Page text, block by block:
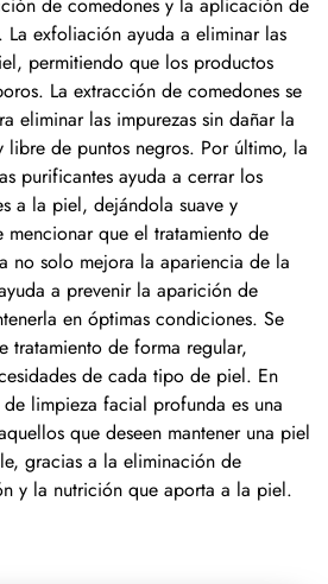
La exfoliación ayuda a eliminar las
permitiendo que los productos
La extracción de comedones se
eliminar las impurezas sin dañar la
de puntos negros. Por último, la
purificantes ayuda a cerrar los
a la piel, dejándola suave y
mencionar que el tratamiento de
no solo mejora la apariencia de la
a prevenir la aparición de
en óptimas condiciones. Se
tratamiento de forma regular,
de cada tipo de piel. En
limpieza facial profunda es una
que deseen mantener una piel
gracias a la eliminación de
y la nutrición que aporta a la piel.